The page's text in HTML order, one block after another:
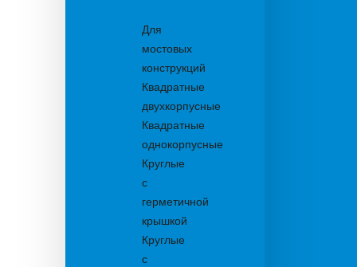
Для
мостовых
конструкций
Квадратные
двухкорпусные
Квадратные
однокорпусные
Круглые
с
герметичной
крышкой
Круглые
с